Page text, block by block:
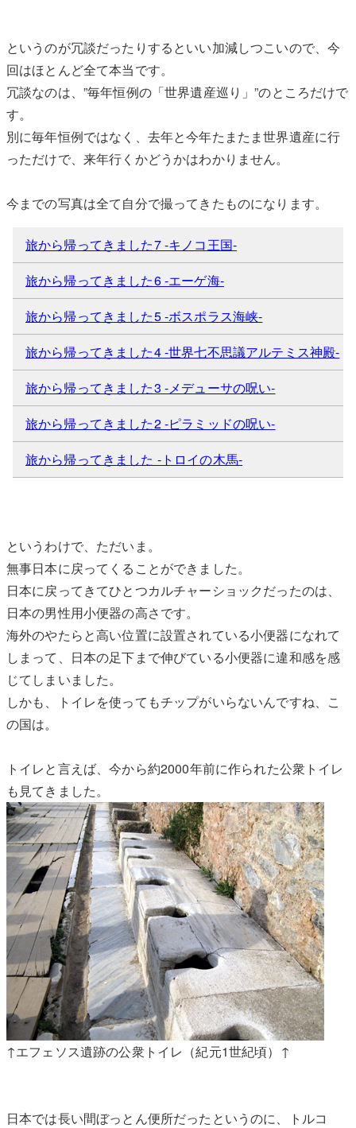
というのが冗談だったりするといい加減しつこいので、今
回はほとんど全て本当です。
冗談なのは、”毎年恒例の「世界遺産巡り」”のところだけで
す。
別に毎年恒例ではなく、去年と今年たまたま世界遺産に行
っただけで、来年行くかどうかはわかりません。
今までの写真は全て自分で撮ってきたものになります。
旅から帰ってきました7 -キノコ王国-
旅から帰ってきました6 -エーゲ海-
旅から帰ってきました5 -ボスポラス海峡-
旅から帰ってきました4 -世界七不思議アルテミス神殿-
旅から帰ってきました3 -メデューサの呪い-
旅から帰ってきました2 -ピラミッドの呪い-
旅から帰ってきました -トロイの木馬-
というわけで、ただいま。
無事日本に戻ってくることができました。
日本に戻ってきてひとつカルチャーショックだったのは、
日本の男性用小便器の高さです。
海外のやたらと高い位置に設置されている小便器になれて
しまって、日本の足下まで伸びている小便器に違和感を感
じてしまいました。
しかも、トイレを使ってもチップがいらないんですね、こ
の国は。
トイレと言えば、今から約2000年前に作られた公衆トイレ
も見てきました。
↑エフェソス遺跡の公衆トイレ（紀元1世紀頃）↑
日本では長い間ぼっとん便所だったというのに、トルコ